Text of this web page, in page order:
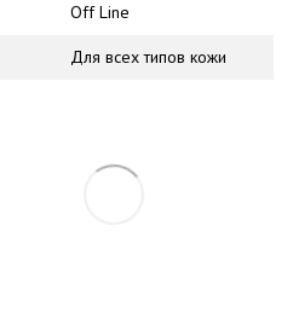
Off Line
Для всех типов кожи